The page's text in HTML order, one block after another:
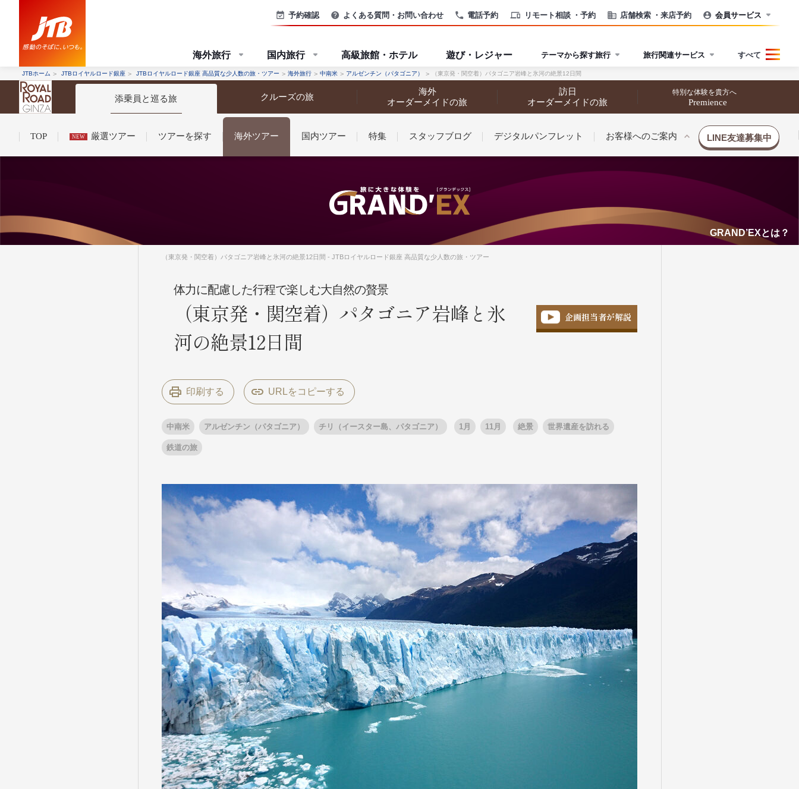
電話予約 リモート相談 ・予約 店舗検索 ・来店予約
予約確認 よくある質問・お問い合わせ 会員サービス
海外旅行 国内旅行 高級旅館・ホテル 遊び・レジャー テーマから探す旅行 旅行関連サービス すべて
JTBホーム JTBロイヤルロード銀座 JTBロイヤルロード銀座 高品質な少人数の旅・ツアー 海外旅行 中南米 アルゼンチン（パタゴニア） （東京発・関空着）パタゴニア岩峰と氷河の絶景12日間
添乗員と巡る旅 クルーズの旅
海外
オーダーメイドの旅
訪日
オーダーメイドの旅
特別な体験を貴方へ
Premience
TOP NEW 厳選ツアー ツアーを探す 海外ツアー 国内ツアー 特集 スタッフブログ デジタルパンフレット お客様へのご案内
コンシェルジュ紹介お申し込みの流れ法人企業・自治体のみなさまへ
LINE友達募集中
条件から探す
条件から探す
キーワード
出発地とエリア
ブランド
GRAND'EX 夢の休日 | 海外旅行
目的・テーマから探す
ヨーロッパの田舎（村・町）
名門・名物ホテルに泊まる
特別企画
グルメ 一都市滞在 お祭り・イベント
日系航空会社で行く
世界遺産を訪れる
1度は見てみたい遺跡
野生動物に出合う
オーロラ クルーズ 音楽鑑賞
名画鑑賞
お花・紅葉
鉄道の旅
ハイキング・トレッキング
専任ガイド・講師同行の旅
1名様からの旅
ラ・プルミエール（エールフランス航空）
条件から探す
条件から探す
キーワード
出発地とエリア
ブランド
夢の休日 国内旅行 四季彩紀行
目的・テーマから探す
季節の風景
ラグジュアリーバスでめぐる
ガンツウ
ななつ星in九州
TWILIGHT EXPRESS 瑞風
美食・旬の味覚を味わう
アドベンチャーツーリズム・ウォーキング
島旅
芸術鑑賞（美術、音楽）・講師同行の旅
GRAND’EXとは？
（東京発・関空着）パタゴニア岩峰と氷河の絶景12日間 - JTBロイヤルロード銀座 高品質な少人数の旅・ツアー
体力に配慮した行程で楽しむ大自然の贅景
（東京発・関空着）パタゴニア岩峰と氷
河の絶景12日間
企画担当者が解説
印刷する
中南米 アルゼンチン（パタゴニア） チリ（イースター島、パタゴニア） 1月 11月 絶景 世界遺産を訪れる
鉄道の旅